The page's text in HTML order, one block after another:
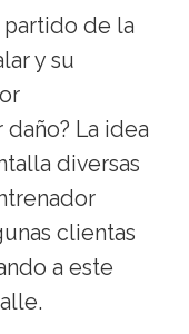
partido de la
y su
La idea
diversas
clientas
a este